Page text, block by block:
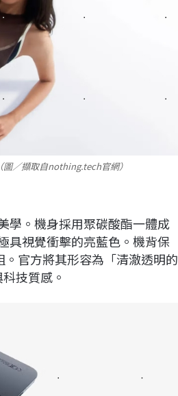
／擷取自nothing.tech官網）
學。機身採用聚碳酸酯一體成
具視覺衝擊的亮藍色。機背保
官方將其形容為「清澈透明的
技質感。